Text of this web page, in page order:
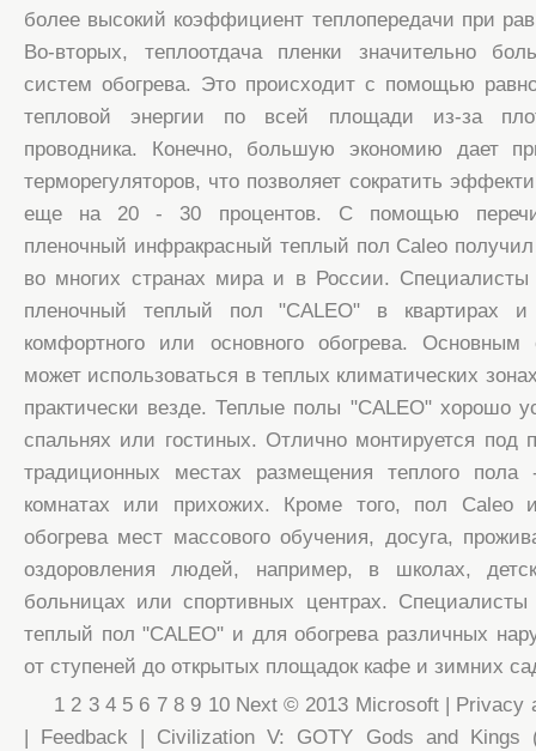
более высокий коэффициент теплопередачи при
Во-вторых, теплоотдача пленки значительно
систем обогрева. Это происходит с помощью
тепловой энергии по всей площади из-за
проводника. Конечно, большую экономию дает
терморегуляторов, что позволяет сократить
еще на 20 - 30 процентов. С помощью
пленочный инфракрасный теплый пол Caleo
во многих странах мира и в России. Специалисты
пленочный теплый пол "CALEO" в квартирах и
комфортного или основного обогрева.
может использоваться в теплых климатических
практически везде. Теплые полы "CALEO" хорошо
спальнях или гостиных. Отлично монтируется под
традиционных местах размещения теплого
комнатах или прихожих. Кроме того, пол Caleo
обогрева мест массового обучения, досуга,
оздоровления людей, например, в школах,
больницах или спортивных центрах. Специалисты
теплый пол "CALEO" и для обогрева различных
от ступеней до открытых площадок кафе и зимних
1 2 3 4 5 6 7 8 9 10 Next © 2013 Microsoft | Privacy
| Feedback | Civilization V: GOTY Gods and Kings